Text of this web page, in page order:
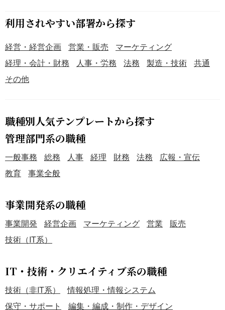
利用されやすい部署から探す
経営・経営企画 営業・販売
マーケティング
経理・会計・財務
人事・労務 法務 製造・技術
共通
その他
職種別人気テンプレートから探す
管理部門系の職種
一般事務 総務 人事 経理 財務 法務
広報・宣伝
教育
事業全般
事業開発系の職種
事業開発 経営企画 マーケティング 営業
販売
技術（IT系）
IT・技術・クリエイティブ系の職種
技術（非IT系）
情報処理・情報システム
保守・サポート
編集・編成・制作・デザイン